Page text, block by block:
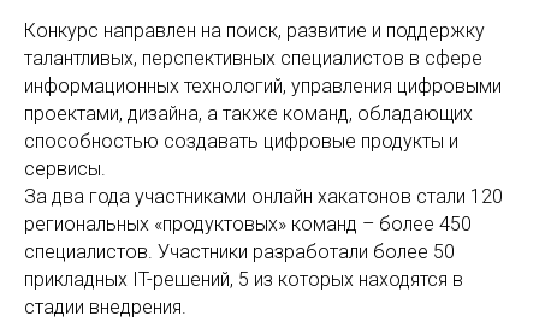
Конкурс направлен на поиск, развитие и поддержку
талантливых, перспективных специалистов в сфере
информационных технологий, управления цифровыми
проектами, дизайна, а также команд, обладающих
способностью создавать цифровые продукты и
сервисы.
За два года участниками онлайн хакатонов стали 120
региональных «продуктовых» команд – более 450
специалистов. Участники разработали более 50
прикладных IT-решений, 5 из которых находятся в
стадии внедрения.